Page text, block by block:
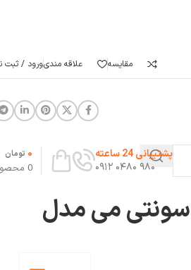
مقایسه علاقه مندیورود / ثبت
پشتیبانی 24 ساعته
۹۸۰ ۰۴۸۰ ۰۹۱۲
0
0 تومان
سونتی می مدل